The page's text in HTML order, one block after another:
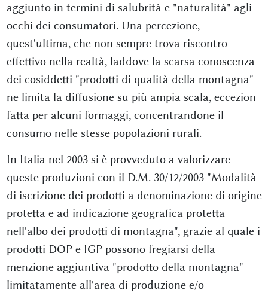
aggiunto in termini di salubrità e "naturalità" agli
occhi dei consumatori. Una percezione,
quest'ultima, che non sempre trova riscontro
effettivo nella realtà, laddove la scarsa conoscenza
dei cosiddetti "prodotti di qualità della montagna"
ne limita la diffusione su più ampia scala, eccezion
fatta per alcuni formaggi, concentrandone il
consumo nelle stesse popolazioni rurali.
In Italia nel 2003 si è provveduto a valorizzare
queste produzioni con il D.M. 30/12/2003 "Modalità
di iscrizione dei prodotti a denominazione di origine
protetta e ad indicazione geografica protetta
nell'albo dei prodotti di montagna", grazie al quale i
prodotti DOP e IGP possono fregiarsi della
menzione aggiuntiva "prodotto della montagna"
limitatamente all'area di produzione e/o